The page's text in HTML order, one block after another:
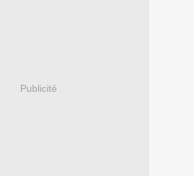
Publicité